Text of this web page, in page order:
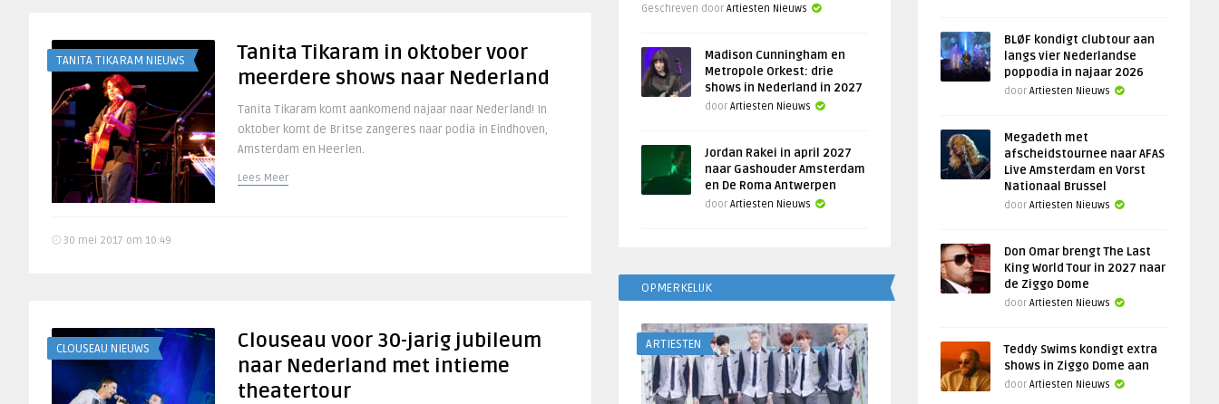
TANITA TIKARAM NIEUWS
Tanita Tikaram in oktober voor
meerdere shows naar Nederland
Tanita Tikaram komt aankomend najaar naar Nederland! In
oktober komt de Britse zangeres naar podia in Eindhoven,
Amsterdam en Heerlen.
Lees Meer
30 mei 2017 om 10:49
CLOUSEAU NIEUWS
Clouseau voor 30-jarig jubileum
naar Nederland met intieme
theatertour
Geschreven door Artiesten Nieuws
Madison Cunningham en
Metropole Orkest: drie
shows in Nederland in 2027
door Artiesten Nieuws
Jordan Rakei in april 2027
naar Gashouder Amsterdam
en De Roma Antwerpen
door Artiesten Nieuws
OPMERKELIJK
ARTIESTEN
BLØF kondigt clubtour aan
langs vier Nederlandse
poppodia in najaar 2026
door Artiesten Nieuws
Megadeth met
afscheidstournee naar AFAS
Live Amsterdam en Vorst
Nationaal Brussel
door Artiesten Nieuws
Don Omar brengt The Last
King World Tour in 2027 naar
de Ziggo Dome
door Artiesten Nieuws
Teddy Swims kondigt extra
shows in Ziggo Dome aan
door Artiesten Nieuws